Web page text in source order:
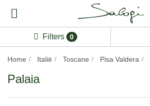
Filters 0
Home Italië Toscane Pisa Valdera
Palaia